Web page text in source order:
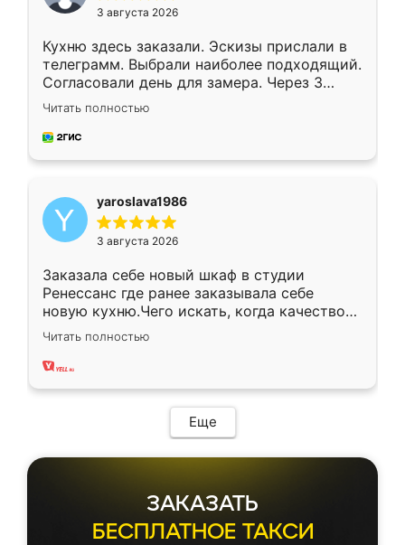
3 августа 2026
Кухню здесь заказали. Эскизы прислали в
телеграмм. Выбрали наиболее подходящий.
Согласовали день для замера. Через 3
недели кухня была уже готова. Остались
довольны работой. Спасибо Ренессанс
мебель за качественную работу!
Читать полностью
yaroslava1986
3 августа 2026
Заказала себе новый шкаф в студии
Ренессанс где ранее заказывала себе
новую кухню.Чего искать, когда качеством
вполне довольна. Служит кухня уже почти
два года, нареканий нет.
Читать полностью
Еще
ЗАКАЗАТЬ
БЕСПЛАТНОЕ ТАКСИ